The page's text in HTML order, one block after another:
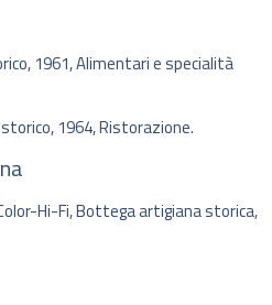
1961, Alimentari e specialità
1964, Ristorazione.
Hi-Fi, Bottega artigiana storica,